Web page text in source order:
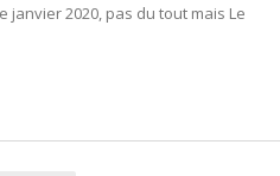
janvier 2020, pas du tout mais Le